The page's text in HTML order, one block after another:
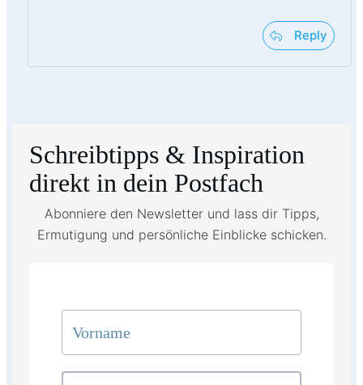
Reply
Schreibtipps & Inspiration
direkt in dein Postfach
Abonniere den Newsletter und lass dir Tipps,
Ermutigung und persönliche Einblicke schicken.